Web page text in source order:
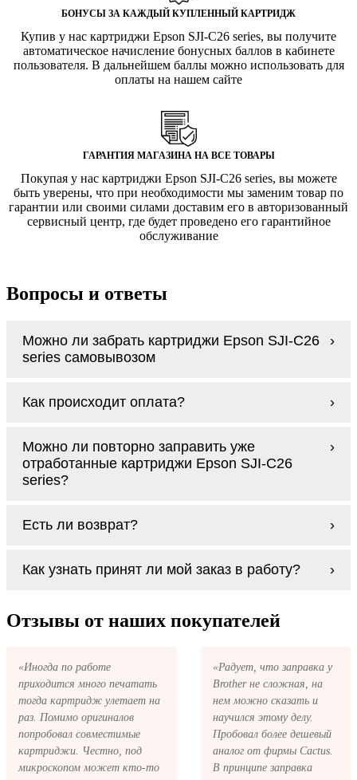
БОНУСЫ ЗА КАЖДЫЙ КУПЛЕННЫЙ КАРТРИДЖ
Купив у нас картриджи Epson SJI-C26 series, вы получите
автоматическое начисление бонусных баллов в кабинете
пользователя. В дальнейшем баллы можно использовать для
оплаты на нашем сайте
ГАРАНТИЯ МАГАЗИНА НА ВСЕ ТОВАРЫ
Покупая у нас картриджи Epson SJI-C26 series, вы можете
быть уверены, что при необходимости мы заменим товар по
гарантии или своими силами доставим его в авторизованный
сервисный центр, где будет проведено его гарантийное
обслуживание
Вопросы и ответы
Можно ли забрать картриджи Epson SJI-C26
series самовывозом
доставим заказ и сделаем это бесплатно
доставляем Вам картриджи Epson SJI-C26
series
Как происходит оплата?
series наличными курьеру при получении
заказа.
Можно ли повторно заправить уже
отработанные картриджи Epson SJI-C26
series?
процесс проще, в случае с оригиналами
В любом случае вы можете заправить
картриджи Epson SJI-C26 series. У нас
любых моделей принтеров.
Есть ли возврат?
какой-то причине вам не подошли, мы при
Как узнать принят ли мой заказ в работу?
Epson SJI-C26 series на указанную вами
электронную почту придёт письмо с копией
чтобы оформить доставку. Если вы не
получили письмо с копией заказа,
пожалуйста, свяжитесь с нами через сервис
обратная связь, или позвоните.
Отзывы от наших покупателей
«Иногда по работе
приходится много печатать
тогда картридж улетает на
раз. Помимо оригиналов
попробовал совместимые
картриджи. Честно, под
микроскопом может кто-то
«Радует, что заправка у
Brother не сложная, на
нем можно сказать и
научился этому делу.
Пробовал более дешевый
аналог от фирмы Cactus.
В принципе заправка